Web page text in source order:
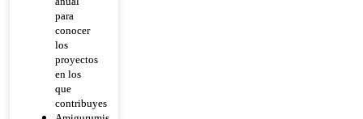
para
conocer
los
proyectos
en los
que
contribuyes